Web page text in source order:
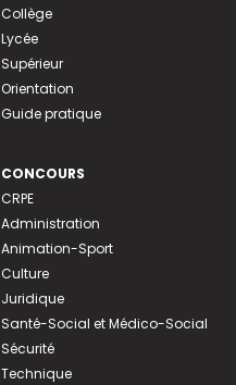
Collège
Lycée
Supérieur
Orientation
Guide pratique
CONCOURS
CRPE
Administration
Animation-Sport
Culture
Juridique
Santé-Social et Médico-Social
Sécurité
Technique